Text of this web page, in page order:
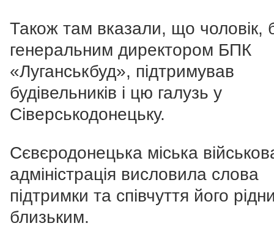
Також там вказали, що чоловік,
генеральним директором БПК
«Луганськбуд», підтримував
будівельників і цю галузь у
Сіверськодонецьку.
Сєвєродонецька міська
адміністрація висловила слова
підтримки та співчуття його
близьким.